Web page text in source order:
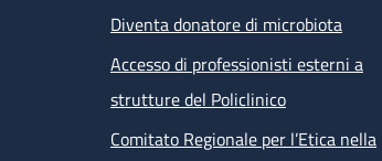
Diventa donatore di microbiota
Accesso di professionisti esterni a
strutture del Policlinico
Comitato Regionale per l’Etica nella